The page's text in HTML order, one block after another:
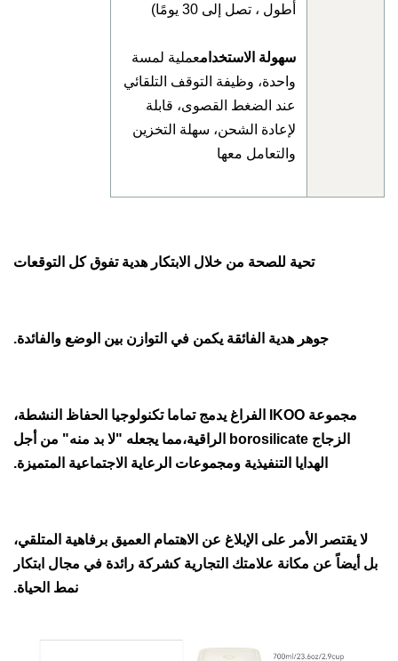
أطول ، تصل إلى 30 يومًا)
سهولة الاستخدامعملية لمسة
واحدة، وظيفة التوقف التلقائي
عند الضغط القصوى، قابلة
لإعادة الشحن، سهلة التخزين
والتعامل معها
تحية للصحة من خلال الابتكار هدية تفوق كل التوقعات
جوهر هدية الفائقة يكمن في التوازن بين الوضع والفائدة.
مجموعة IKOO الفراغ يدمج تماما تكنولوجيا الحفاظ النشطة،
الزجاج borosilicate الراقية،مما يجعله "لا بد منه" من أجل
الهدايا التنفيذية ومجموعات الرعاية الاجتماعية المتميزة.
لا يقتصر الأمر على الإبلاغ عن الاهتمام العميق برفاهية المتلقي،
أيضاً عن مكانة علامتك التجارية كشركة رائدة في مجال ابتكار
نمط الحياة.